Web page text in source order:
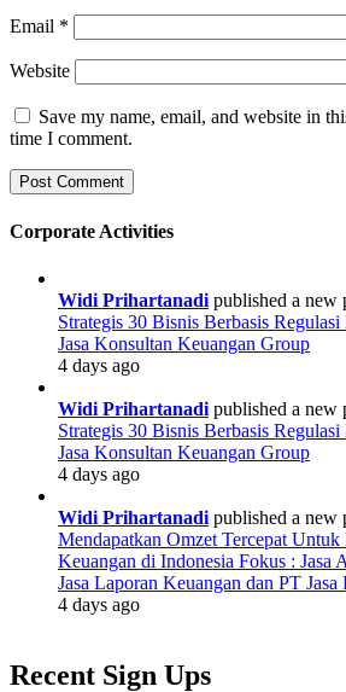
Email *
Website
Save my name, email, and website in
time I comment.
Corporate Activities
Widi Prihartanadi published a new
Strategis 30 Bisnis Berbasis
Jasa Konsultan Keuangan Group
4 days ago
Widi Prihartanadi published a new
Strategis 30 Bisnis Berbasis
Jasa Konsultan Keuangan Group
4 days ago
Widi Prihartanadi published a new
Mendapatkan Omzet Tercepat Untuk
Keuangan di Indonesia Fokus : Jasa
Jasa Laporan Keuangan dan PT
4 days ago
Recent Sign Ups